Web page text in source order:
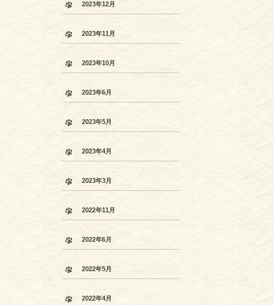
2023年12月
2023年11月
2023年10月
2023年6月
2023年5月
2023年4月
2023年3月
2022年11月
2022年6月
2022年5月
2022年4月